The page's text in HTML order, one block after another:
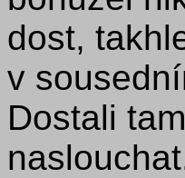
dost,
v
Dostali